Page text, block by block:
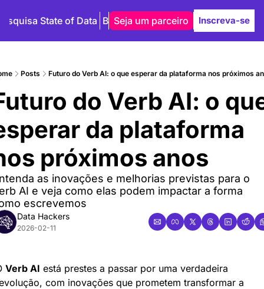
State of Data Blog Autores
Seja um parceiro Inscreva-se
Posts Futuro do Verb AI: o que esperar da plataforma nos próximos
do Verb AI: o
da plataforma
próximos anos
as inovações e melhorias previstas para o
AI e veja como elas podem impactar a forma
escrevemos
Data Hackers
2026-02-11
Verb AI está prestes a passar por uma verdadeira
com inovações que prometem transformar a